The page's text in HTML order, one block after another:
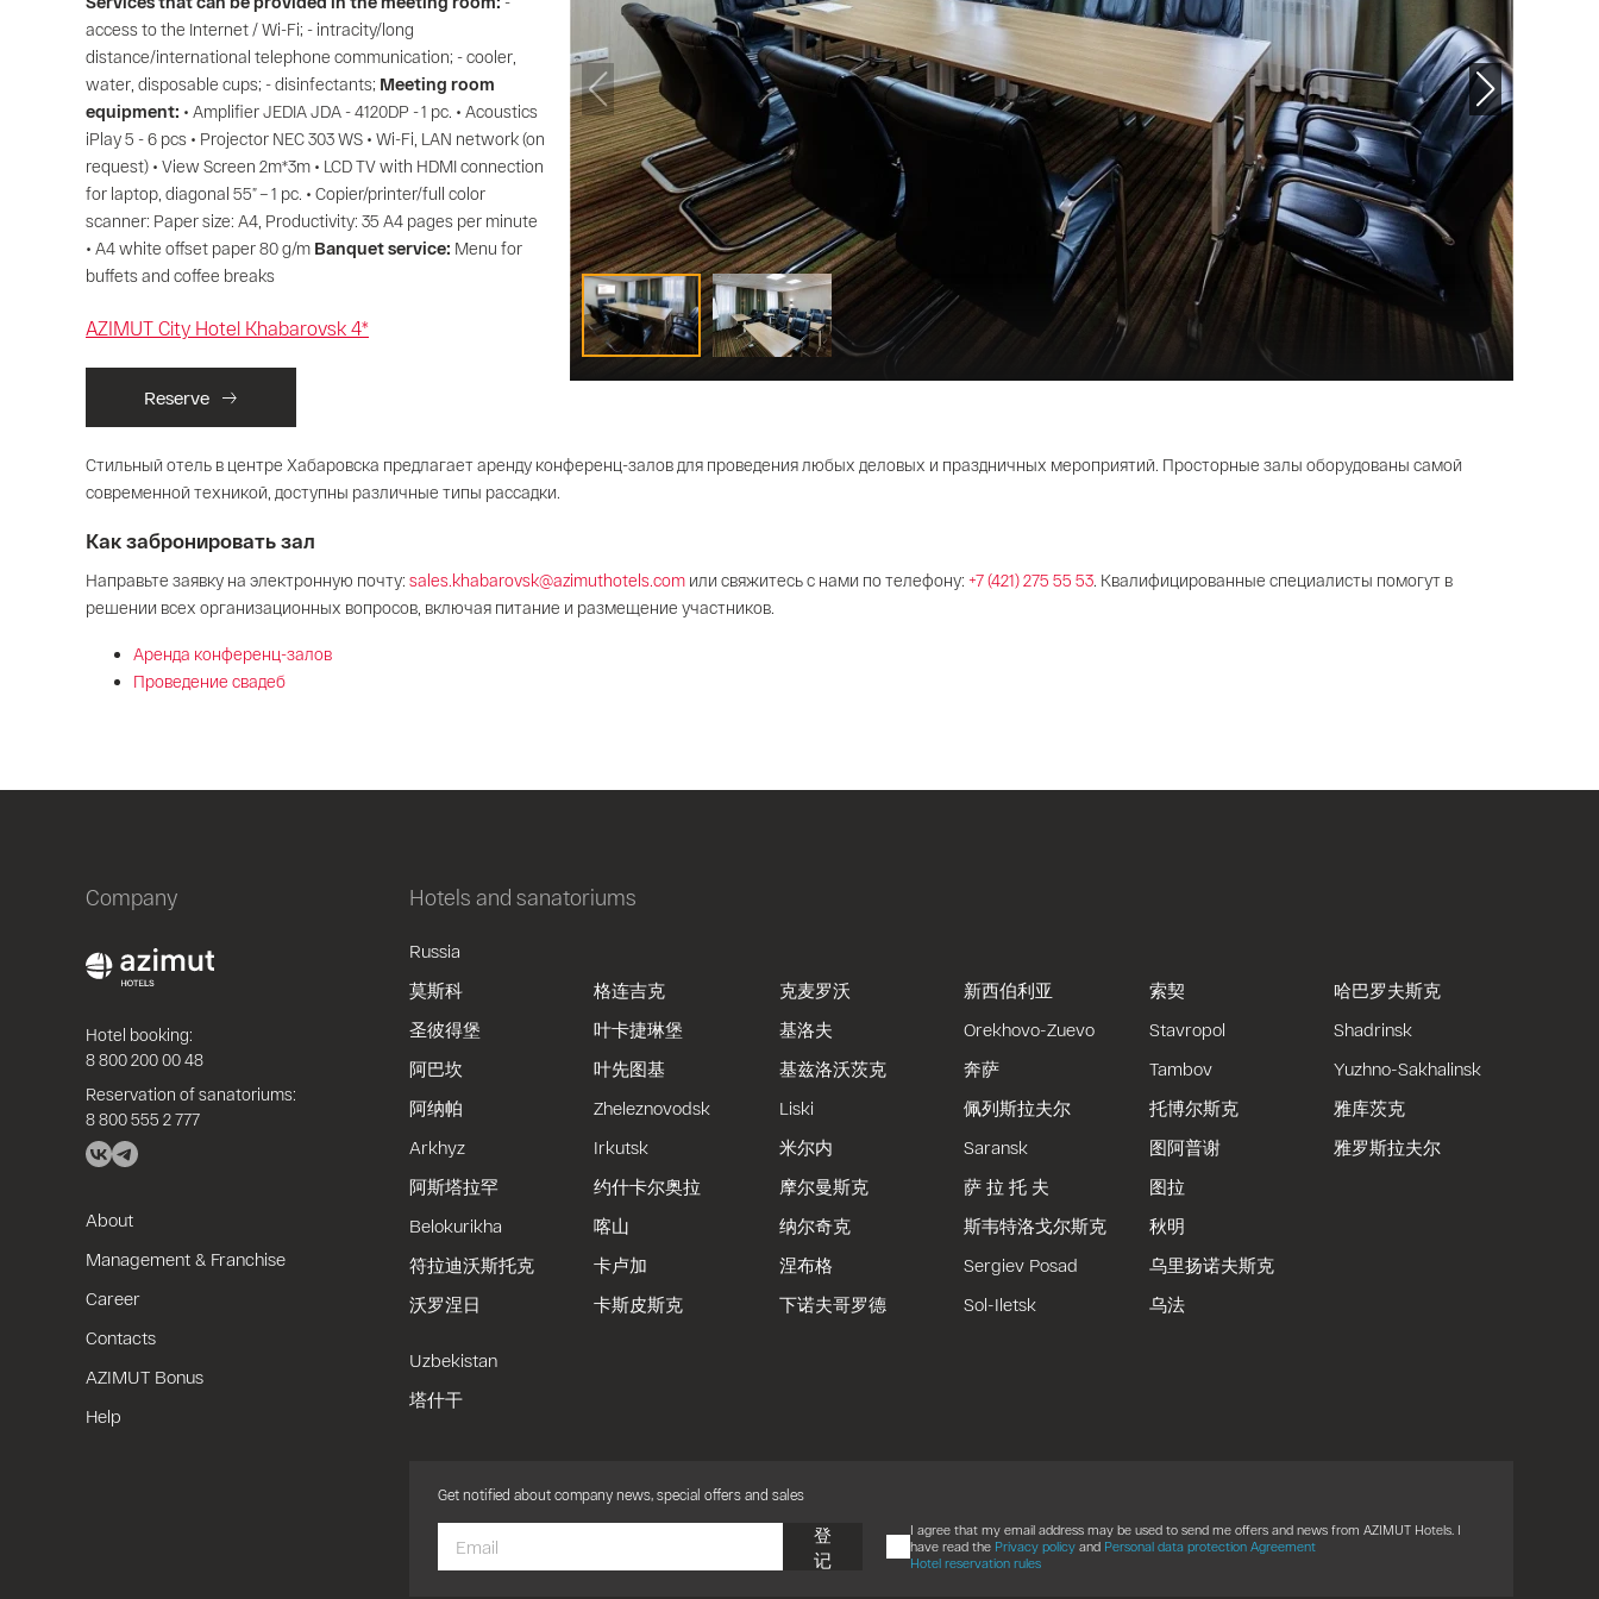
access to the Internet / Wi-Fi; - intracity/long
distance/international telephone communication; - cooler,
water, disposable cups; - disinfectants; Meeting room
equipment: • Amplifier JEDIA JDA - 4120DP - 1 pc. • Acoustics
iPlay 5 - 6 pcs • Projector NEC 303 WS • Wi-Fi, LAN network (on
request) • View Screen 2m*3m • LCD TV with HDMI connection
for laptop, diagonal 55” – 1 pc. • Copier/printer/full color
scanner: Paper size: A4, Productivity: 35 A4 pages per minute
• A4 white offset paper 80 g/m Banquet service: Menu for
buffets and coffee breaks
AZIMUT City Hotel Khabarovsk 4*
Reserve
Стильный отель в центре Хабаровска предлагает аренду конференц-залов для проведения любых деловых и праздничных мероприятий. Просторные залы оборудованы самой
современной техникой, доступны различные типы рассадки.
Как забронировать зал
Направьте заявку на электронную почту: sales.khabarovsk@azimuthotels.com или свяжитесь с нами по телефону: +7 (421) 275 55 53. Квалифицированные специалисты помогут в
решении всех организационных вопросов, включая питание и размещение участников.
Аренда конференц-залов
Проведение свадеб
Company
Hotel booking:
8 800 200 00 48
Reservation of sanatoriums:
8 800 555 2 777
About
Management & Franchise
Career
Contacts
AZIMUT Bonus
Help
Hotels and sanatoriums
Russia
莫斯科
圣彼得堡
阿巴坎
阿纳帕
Arkhyz
阿斯塔拉罕
Belokurikha
符拉迪沃斯托克
沃罗涅日
格连吉克
叶卡捷琳堡
叶先图基
Zheleznovodsk
Irkutsk
约什卡尔奥拉
喀山
卡卢加
卡斯皮斯克
克麦罗沃
基洛夫
基兹洛沃茨克
Liski
米尔内
摩尔曼斯克
纳尔奇克
涅布格
下诺夫哥罗德
新西伯利亚
Orekhovo-Zuevo
奔萨
佩列斯拉夫尔
Saransk
萨 拉 托 夫
斯韦特洛戈尔斯克
Sergiev Posad
Sol-Iletsk
索契
Stavropol
Tambov
托博尔斯克
图阿普谢
图拉
秋明
乌里扬诺夫斯克
乌法
哈巴罗夫斯克
Shadrinsk
Yuzhno-Sakhalinsk
雅库茨克
雅罗斯拉夫尔
Uzbekistan
塔什干
Get notified about company news, special offers and sales
登
记
I agree that my email address may be used to send me offers and news from AZIMUT Hotels. I
have read the Privacy policy and Personal data protection Agreement
Hotel reservation rules